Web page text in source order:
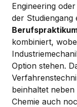
Engineering
der Studiengang
kombiniert,
Option stehen.
beinhaltet
Chemie auch